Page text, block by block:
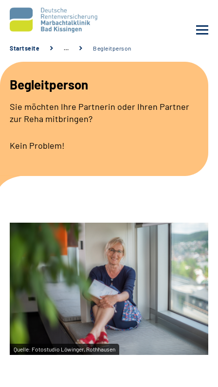
Unsere Klinik
Unsere Angebote
Service
Karriere
Leichte Sprache
Gebärdensprache
Startseite … Begleitperson
Begleitperson
Sie möchten Ihre Partnerin oder Ihren Partner
zur Reha mitbringen?
Kein Problem!
Quelle: Fotostudio Löwinger, Rothhausen